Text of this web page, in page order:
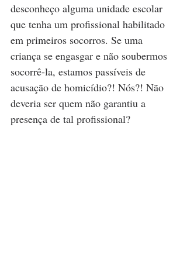
desconheço alguma unidade escolar
que tenha um profissional habilitado
em primeiros socorros. Se uma
criança se engasgar e não soubermos
socorrê-la, estamos passíveis de
acusação de homicídio?! Nós?! Não
deveria ser quem não garantiu a
presença de tal profissional?